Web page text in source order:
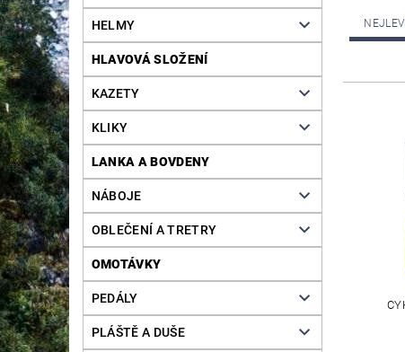
HELMY
HLAVOVÁ SLOŽENÍ
KAZETY
KLIKY
LANKA A BOVDENY
NÁBOJE
OBLEČENÍ A TRETRY
OMOTÁVKY
PEDÁLY
PLÁŠTĚ A DUŠE